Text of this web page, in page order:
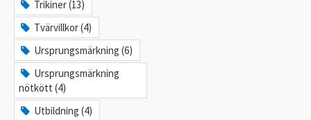
Trikiner (13)
Tvärvillkor (4)
Ursprungsmärkning (6)
Ursprungsmärkning
nötkött (4)
Utbildning (4)